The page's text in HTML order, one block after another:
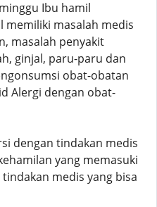
Ibu hamil
memiliki masalah medis
masalah penyakit
ginjal, paru-paru dan
obat-obatan
Alergi dengan obat-
dengan tindakan medis
yang memasuki
medis yang bisa